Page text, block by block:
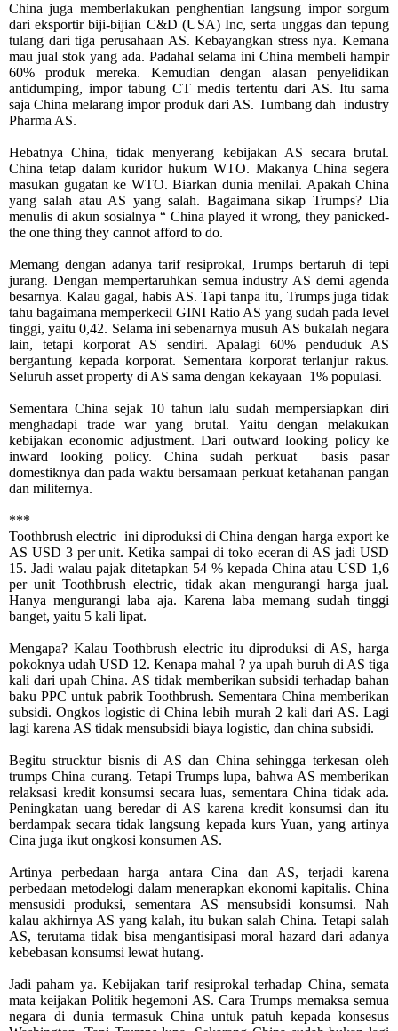
China juga memberlakukan penghentian langsung impor sorgum
dari eksportir biji-bijian C&D (USA) Inc, serta unggas dan tepung
tulang dari tiga perusahaan AS. Kebayangkan stress nya. Kemana
mau jual stok yang ada. Padahal selama ini China membeli hampir
60% produk mereka. Kemudian dengan alasan penyelidikan
antidumping, impor tabung CT medis tertentu dari AS. Itu sama
saja China melarang impor produk dari AS. Tumbang dah industry
Pharma AS.
Hebatnya China, tidak menyerang kebijakan AS secara brutal.
China tetap dalam kuridor hukum WTO. Makanya China segera
masukan gugatan ke WTO. Biarkan dunia menilai. Apakah China
yang salah atau AS yang salah. Bagaimana sikap Trumps? Dia
menulis di akun sosialnya “ China played it wrong, they panicked-
the one thing they cannot afford to do.
Memang dengan adanya tarif resiprokal, Trumps bertaruh di tepi
jurang. Dengan mempertaruhkan semua industry AS demi agenda
besarnya. Kalau gagal, habis AS. Tapi tanpa itu, Trumps juga tidak
tahu bagaimana memperkecil GINI Ratio AS yang sudah pada level
tinggi, yaitu 0,42. Selama ini sebenarnya musuh AS bukalah negara
lain, tetapi korporat AS sendiri. Apalagi 60% penduduk AS
bergantung kepada korporat. Sementara korporat terlanjur rakus.
Seluruh asset property di AS sama dengan kekayaan 1% populasi.
Sementara China sejak 10 tahun lalu sudah mempersiapkan diri
menghadapi trade war yang brutal. Yaitu dengan melakukan
kebijakan economic adjustment. Dari outward looking policy ke
inward looking policy. China sudah perkuat
basis pasar
domestiknya dan pada waktu bersamaan perkuat ketahanan pangan
dan militernya.
***
Toothbrush electric ini diproduksi di China dengan harga export ke
AS USD 3 per unit. Ketika sampai di toko eceran di AS jadi USD
15. Jadi walau pajak ditetapkan 54 % kepada China atau USD 1,6
per unit Toothbrush electric, tidak akan mengurangi harga jual.
Hanya mengurangi laba aja. Karena laba memang sudah tinggi
banget, yaitu 5 kali lipat.
Mengapa? Kalau Toothbrush electric itu diproduksi di AS, harga
pokoknya udah USD 12. Kenapa mahal ? ya upah buruh di AS tiga
kali dari upah China. AS tidak memberikan subsidi terhadap bahan
baku PPC untuk pabrik Toothbrush. Sementara China memberikan
subsidi. Ongkos logistic di China lebih murah 2 kali dari AS. Lagi
lagi karena AS tidak mensubsidi biaya logistic, dan china subsidi.
Begitu strucktur bisnis di AS dan China sehingga terkesan oleh
trumps China curang. Tetapi Trumps lupa, bahwa AS memberikan
relaksasi kredit konsumsi secara luas, sementara China tidak ada.
Peningkatan uang beredar di AS karena kredit konsumsi dan itu
berdampak secara tidak langsung kepada kurs Yuan, yang artinya
Cina juga ikut ongkosi konsumen AS.
Artinya perbedaan harga antara Cina dan AS, terjadi karena
perbedaan metodelogi dalam menerapkan ekonomi kapitalis. China
mensusidi produksi, sementara AS mensubsidi konsumsi. Nah
kalau akhirnya AS yang kalah, itu bukan salah China. Tetapi salah
AS, terutama tidak bisa mengantisipasi moral hazard dari adanya
kebebasan konsumsi lewat hutang.
Jadi paham ya. Kebijakan tarif resiprokal terhadap China, semata
mata keijakan Politik hegemoni AS. Cara Trumps memaksa semua
negara di dunia termasuk China untuk patuh kepada konsesus